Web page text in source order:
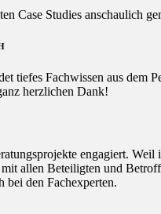
Case Studies anschaulich
tiefes Fachwissen aus dem
herzlichen Dank!
engagiert.
allen Beteiligten und
bei den Fachexperten.